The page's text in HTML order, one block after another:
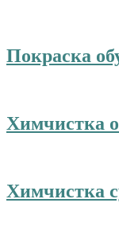
Покраска
Химчистка
Химчистка